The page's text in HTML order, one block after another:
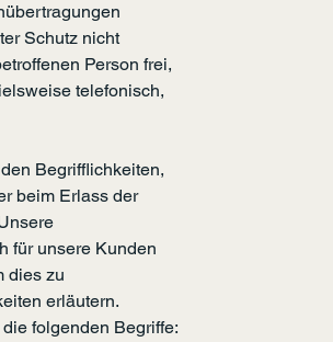
Schutz nicht
Person frei,
telefonisch,
Begrifflichkeiten,
beim Erlass der
für unsere Kunden
dies zu
erläutern.
folgenden Begriffe: